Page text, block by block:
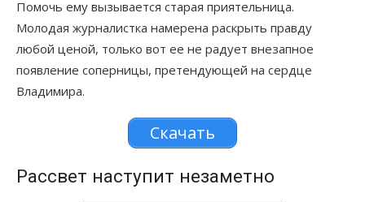
Помочь ему вызывается старая приятельница.
Молодая журналистка намерена раскрыть правду
любой ценой, только вот ее не радует внезапное
появление соперницы, претендующей на сердце
Владимира.
Скачать
Рассвет наступит незаметно